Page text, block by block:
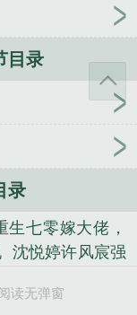
陆青青
目录
录
生七零嫁大佬，
沈悦婷许风宸强
说 乔琼萧砚在
读无弹窗